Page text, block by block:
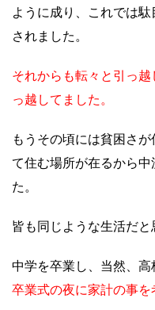
ように成り、これでは
されました。
それからも転々と引っ
っ越してました。
もうその頃には貧困さ
て住む場所が在るから
た。
皆も同じような生活だと
中学を卒業し、当然、高
卒業式の夜に家計の事を